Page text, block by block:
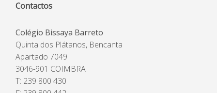
Contactos
Colégio Bissaya Barreto
Quinta dos Plátanos, Bencanta
Apartado 7049
3046-901 COIMBRA
T: 239 800 430